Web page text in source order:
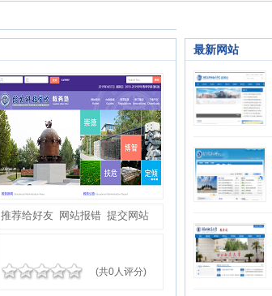
推荐给好友 网站报错 提交网站
(共0人评分)
最新网站